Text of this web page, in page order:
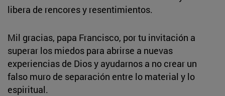
libera de rencores y resentimientos.
Mil gracias, papa Francisco, por tu invitación a
superar los miedos para abrirse a nuevas
experiencias de Dios y ayudarnos a no crear un
falso muro de separación entre lo material y lo
espiritual.